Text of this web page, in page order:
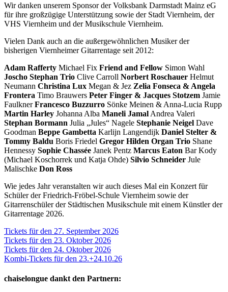
Wir danken unserem Sponsor der Volksbank Darmstadt Mainz eG
für ihre großzügige Unterstützung sowie der Stadt Viernheim, der
VHS Viernheim und der Musikschule Viernheim.
Vielen Dank auch an die außergewöhnlichen Musiker der
bisherigen Viernheimer Gitarrentage seit 2012:
Adam Rafferty Michael Fix Friend and Fellow Simon Wahl
Joscho Stephan Trio Clive Carroll Norbert Roschauer Helmut
Neumann Christina Lux Megan & Jez Zelia Fonseca & Angela
Frontera Timo Brauwers Peter Finger & Jacques Stotzem Jamie
FaulknerFrancesco Buzzurro Sönke Meinen & Anna-Lucia Rupp
Martin Harley Johanna Alba Maneli Jamal Andrea Valeri
Stephan Bormann Julia „Jules“ Nagele Stephanie Neigel Dave
Goodman Beppe Gambetta Karlijn Langendijk Daniel Stelter &
Tommy Baldu Boris Friedel Gregor Hilden Organ Trio Shane
Hennessy Sophie Chassée Janek Pentz Marcus Eaton Bar Kody
(Michael Koschorrek und Katja Ohde) Silvio Schneider Jule
Malischke Don Ross
Wie jedes Jahr veranstalten wir auch dieses Mal ein Konzert für
Schüler der Friedrich-Fröbel-Schule Viernheim sowie der
Gitarrenschüler der Städtischen Musikschule mit einem Künstler der
Gitarrentage 2026.
Tickets für den 27. September 2026
Tickets für den 23. Oktober 2026
Tickets für den 24. Oktober 2026
Kombi-Tickets für den 23.+24.10.26
chaiselongue dankt den Partnern: